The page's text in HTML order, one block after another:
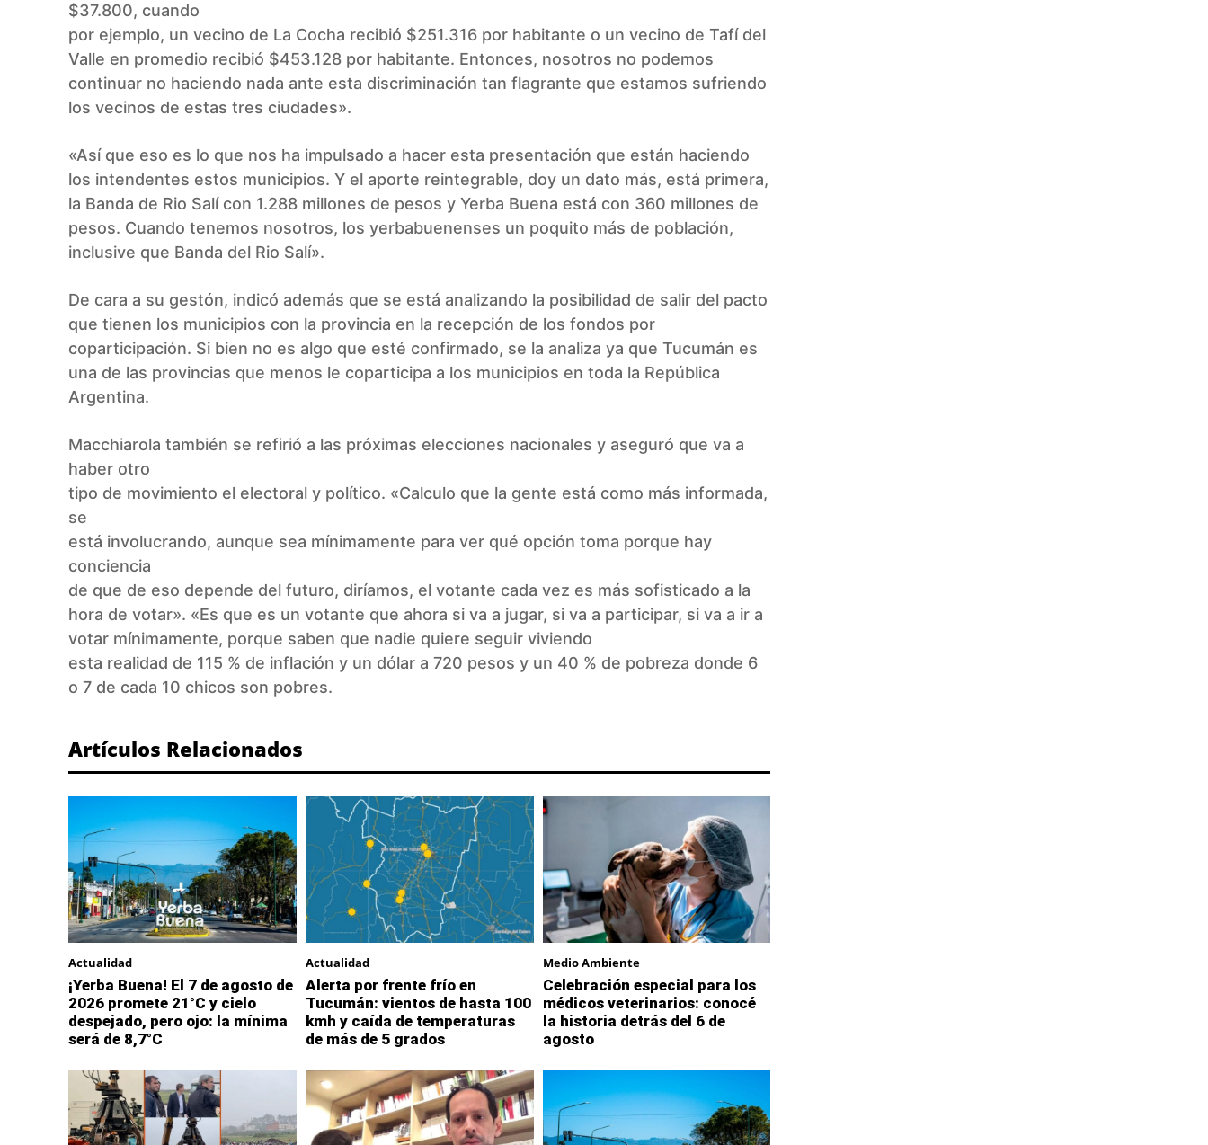
$37.800, cuando
por ejemplo, un vecino de La Cocha recibió $251.316 por habitante o un vecino de Tafí del
Valle en promedio recibió $453.128 por habitante. Entonces, nosotros no podemos
continuar no haciendo nada ante esta discriminación tan flagrante que estamos sufriendo
los vecinos de estas tres ciudades».
«Así que eso es lo que nos ha impulsado a hacer esta presentación que están haciendo
los intendentes estos municipios. Y el aporte reintegrable, doy un dato más, está primera,
la Banda de Rio Salí con 1.288 millones de pesos y Yerba Buena está con 360 millones de
pesos. Cuando tenemos nosotros, los yerbabuenenses un poquito más de población,
inclusive que Banda del Rio Salí».
De cara a su gestón, indicó además que se está analizando la posibilidad de salir del pacto
que tienen los municipios con la provincia en la recepción de los fondos por
coparticipación. Si bien no es algo que esté confirmado, se la analiza ya que Tucumán es
una de las provincias que menos le coparticipa a los municipios en toda la República
Argentina.
Macchiarola también se refirió a las próximas elecciones nacionales y aseguró que va a
haber otro
tipo de movimiento el electoral y político. «Calculo que la gente está como más informada,
se
está involucrando, aunque sea mínimamente para ver qué opción toma porque hay
conciencia
de que de eso depende del futuro, diríamos, el votante cada vez es más sofisticado a la
hora de votar». «Es que es un votante que ahora si va a jugar, si va a participar, si va a ir a
votar mínimamente, porque saben que nadie quiere seguir viviendo
esta realidad de 115 % de inflación y un dólar a 720 pesos y un 40 % de pobreza donde 6
o 7 de cada 10 chicos son pobres.
Artículos Relacionados
Actualidad
¡Yerba Buena! El 7 de agosto de
2026 promete 21°C y cielo
despejado, pero ojo: la mínima
será de 8,7°C
Actualidad
Alerta por frente frío en
Tucumán: vientos de hasta 100
kmh y caída de temperaturas
de más de 5 grados
Medio Ambiente
Celebración especial para los
médicos veterinarios: conocé
la historia detrás del 6 de
agosto